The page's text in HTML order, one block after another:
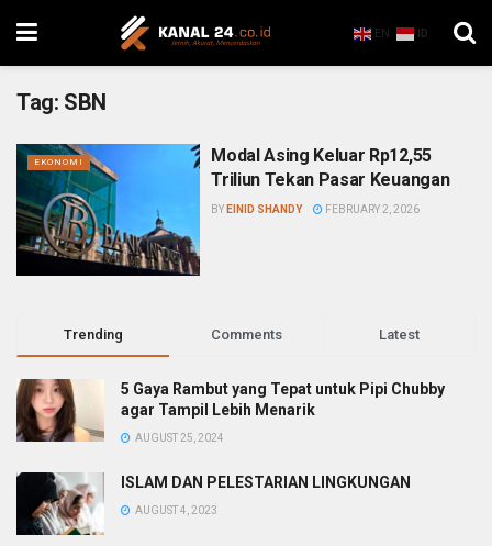
EN ID
Tag: SBN
EKONOMI
Modal Asing Keluar Rp12,55
Triliun Tekan Pasar Keuangan
BY EINID SHANDY FEBRUARY 2, 2026
Trending Comments Latest
5 Gaya Rambut yang Tepat untuk Pipi Chubby
agar Tampil Lebih Menarik
AUGUST 25, 2024
ISLAM DAN PELESTARIAN LINGKUNGAN
AUGUST 4, 2023